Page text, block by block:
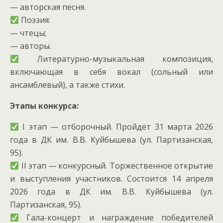
— авторская песня.
Поэзия:
— чтецы;
— авторы.
Литературно-музыкальная композиция,
включающая в себя вокал (сольный или
ансамблевый), а также стихи.
Этапы конкурса:
I этап — отборочный. Пройдёт 31 марта 2026
года в ДК им. В.В. Куйбышева (ул. Партизанская,
95).
II этап — конкурсный. Торжественное открытие
и выступления участников. Состоится 14 апреля
2026 года в ДК им. В.В. Куйбышева (ул.
Партизанская, 95).
Гала-концерт и награждение победителей